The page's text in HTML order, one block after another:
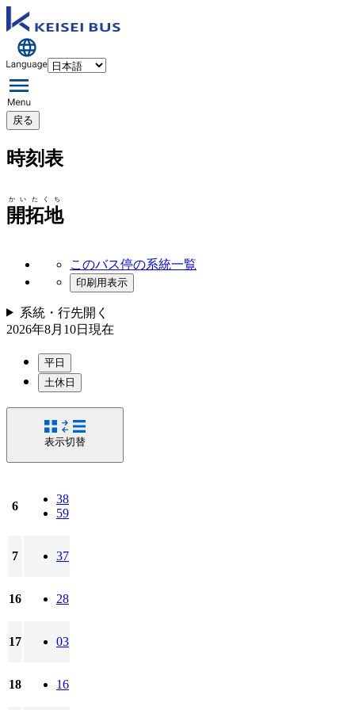
戻る
時刻表
開拓地
かいたくち
このバス停の系統一覧
印刷用表示
系統・行先開く
2026年8月10日 現在
平日
土休日
表示切替
6
38
59
7 37
16 28
17 03
18 16